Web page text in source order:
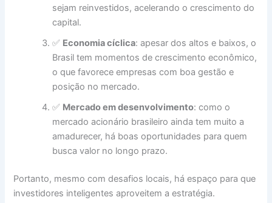
sejam reinvestidos, acelerando o crescimento do
capital.
✅ Economia cíclica: apesar dos altos e baixos, o
Brasil tem momentos de crescimento econômico,
o que favorece empresas com boa gestão e
posição no mercado.
✅ Mercado em desenvolvimento: como o
mercado acionário brasileiro ainda tem muito a
amadurecer, há boas oportunidades para quem
busca valor no longo prazo.
Portanto, mesmo com desafios locais, há espaço para que
investidores inteligentes aproveitem a estratégia.